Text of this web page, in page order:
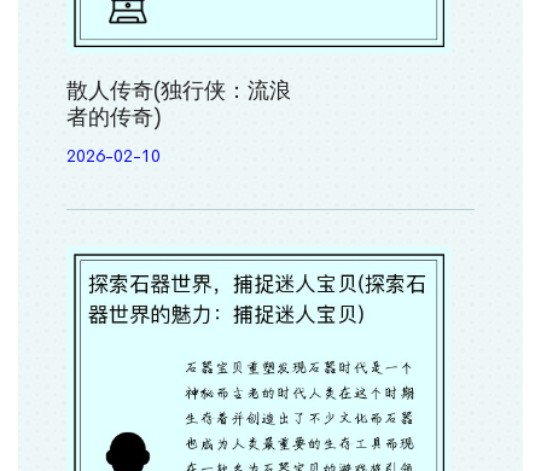
散人传奇(独行侠：流浪
者的传奇)
2026-02-10